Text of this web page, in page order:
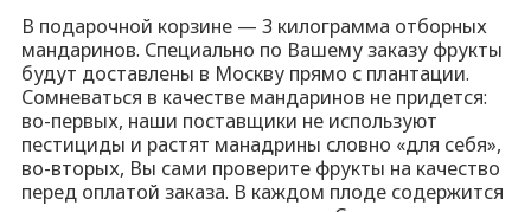
В подарочной корзине — 3 килограмма отборных
мандаринов. Специально по Вашему заказу фрукты
будут доставлены в Москву прямо с плантации.
Сомневаться в качестве мандаринов не придется:
во-первых, наши поставщики не используют
пестициды и растят манадрины словно «для себя»,
во-вторых, Вы сами проверите фрукты на качество
перед оплатой заказа. В каждом плоде содержится